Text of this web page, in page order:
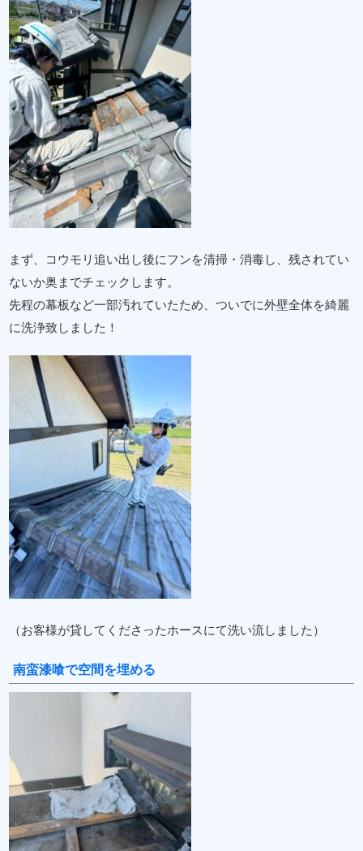
まず、コウモリ追い出し後にフンを清掃・消毒し、残されてい
ないか奥までチェックします。
先程の幕板など一部汚れていたため、ついでに外壁全体を綺麗
に洗浄致しました！
（お客様が貸してくださったホースにて洗い流しました）
南蛮漆喰で空間を埋める